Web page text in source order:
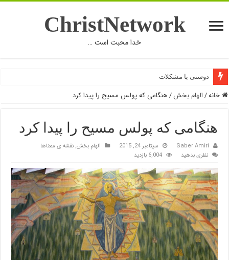
ChristNetwork
خدا محبت است …
دوستی با مشکلات
خانه/الهام بخش /هنگامی که پولس مسیح را پیدا کرد
هنگامی که پولس مسیح را پیدا کرد
Saber Amiri سپتامبر 24, 2015 الهام بخش,نقشه ی معناها
نظری بدهید
6,004 بازدید